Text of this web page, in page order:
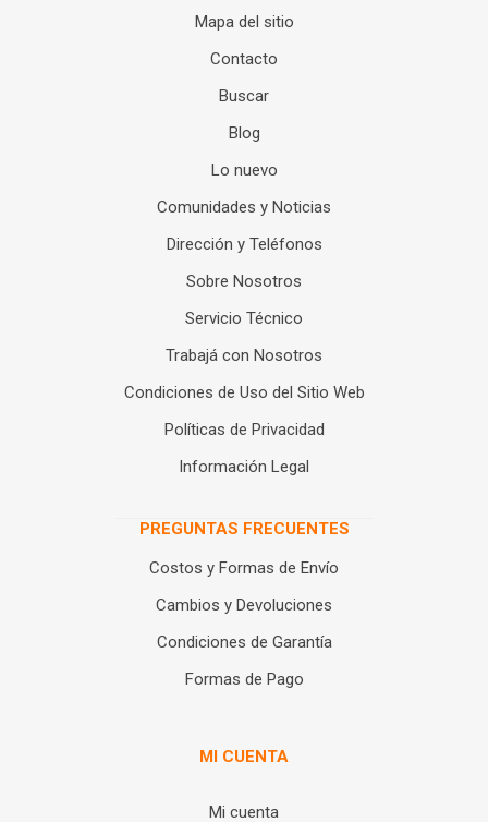
Mapa del sitio
Contacto
Buscar
Blog
Lo nuevo
Comunidades y Noticias
Dirección y Teléfonos
Sobre Nosotros
Servicio Técnico
Trabajá con Nosotros
Condiciones de Uso del Sitio Web
Políticas de Privacidad
Información Legal
PREGUNTAS FRECUENTES
Costos y Formas de Envío
Cambios y Devoluciones
Condiciones de Garantía
Formas de Pago
MI CUENTA
Mi cuenta